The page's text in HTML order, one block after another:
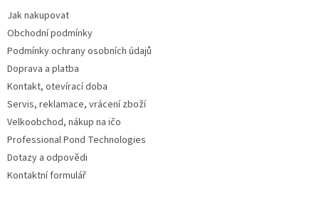
Jak nakupovat
Obchodní podmínky
Podmínky ochrany osobních údajů
Doprava a platba
Kontakt, otevírací doba
Servis, reklamace, vrácení zboží
Velkoobchod, nákup na ičo
Professional Pond Technologies
Dotazy a odpovědi
Kontaktní formulář